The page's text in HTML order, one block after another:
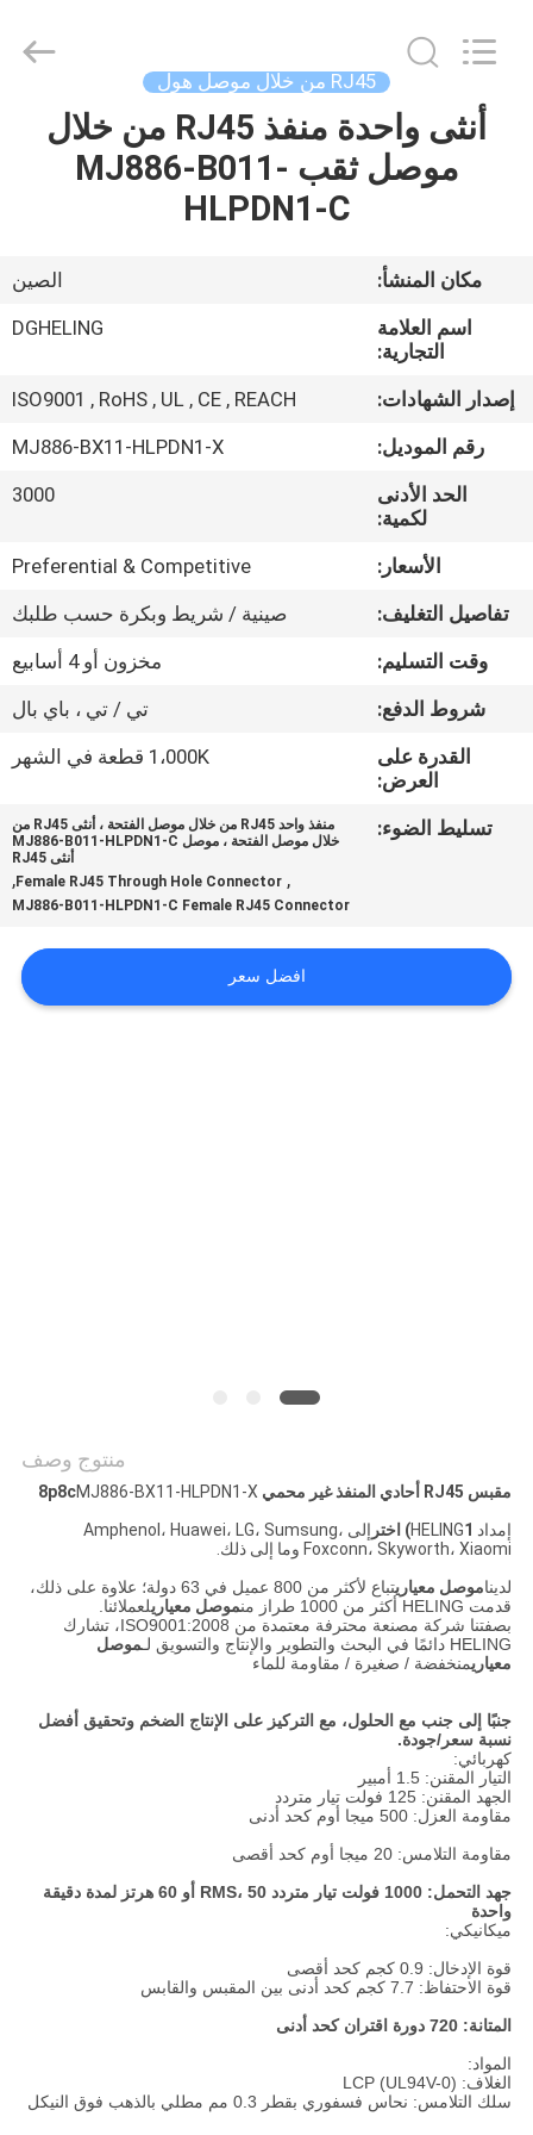
الصفحة
الرئيسية
معلومات
جولة
مراقبة
الجودة
اتصل
اطلب
خريطة
الموقع
Dongguan
Heling
RJ45 من خلال موصل هول
أنثى واحدة منفذ RJ45 من خلال
موصل ثقب MJ886-B011-
HLPDN1-C
مكان المنشأ:
الصين
اسم العلامة
التجارية:
DGHELING
إصدار الشهادات:
ISO9001 , RoHS , UL , CE , REACH
رقم الموديل:
MJ886-BX11-HLPDN1-X
الحد الأدنى
لكمية:
3000
الأسعار:
Preferential & Competitive
تفاصيل التغليف:
صينية / شريط وبكرة حسب طلبك
وقت التسليم:
مخزون أو 4 أسابيع
شروط الدفع:
تي / تي ، باي بال
القدرة على
العرض:
1،000K قطعة في الشهر
تسليط الضوء:
منفذ واحد RJ45 من خلال موصل الفتحة ، أنثى RJ45 من
خلال موصل الفتحة ، موصل MJ886-B011-HLPDN1-C
أنثى RJ45
,
Female RJ45 Through Hole Connector
,
MJ886-B011-HLPDN1-C Female RJ45 Connector
افضل سعر
منتوج وصف
مقبس RJ45 أحادي المنفذ غير محمي 8p8c
MJ886-BX11-HLPDN1-X
إمداد HELING 1) اختر
إلى Amphenol، Huawei، LG، Sumsung،
Foxconn، Skyworth، Xiaomi وما إلى ذلك.
لديناموصل معياري
تباع لأكثر من 800 عميل في 63 دولة؛ علاوة على ذلك،
قدمت HELING أكثر من 1000 طراز من
موصل معياريلعملائنا.
بصفتنا شركة مصنعة محترفة معتمدة من ISO9001:2008، تشارك
HELING دائمًا في البحث والتطوير والإنتاج والتسويق لـ
موصل
معياريمنخفضة / صغيرة / مقاومة للماء
جنبًا إلى جنب مع الحلول، مع التركيز على الإنتاج الضخم وتحقيق أفضل
نسبة سعر/جودة.
كهربائي:
التيار المقنن: 1.5 أمبير
الجهد المقنن: 125 فولت تيار متردد
مقاومة العزل: 500 ميجا أوم كحد أدنى
مقاومة التلامس: 20 ميجا أوم كحد أقصى
جهد التحمل: 1000 فولت تيار متردد RMS، 50 أو 60 هرتز لمدة دقيقة
واحدة
ميكانيكي:
قوة الإدخال: 0.9 كجم كحد أقصى
قوة الاحتفاظ: 7.7 كجم كحد أدنى بين المقبس والقابس
المتانة: 720 دورة اقتران كحد أدنى
المواد:
الغلاف: LCP (UL94V-0)
سلك التلامس: نحاس فسفوري بقطر 0.3 مم مطلي بالذهب فوق النيكل